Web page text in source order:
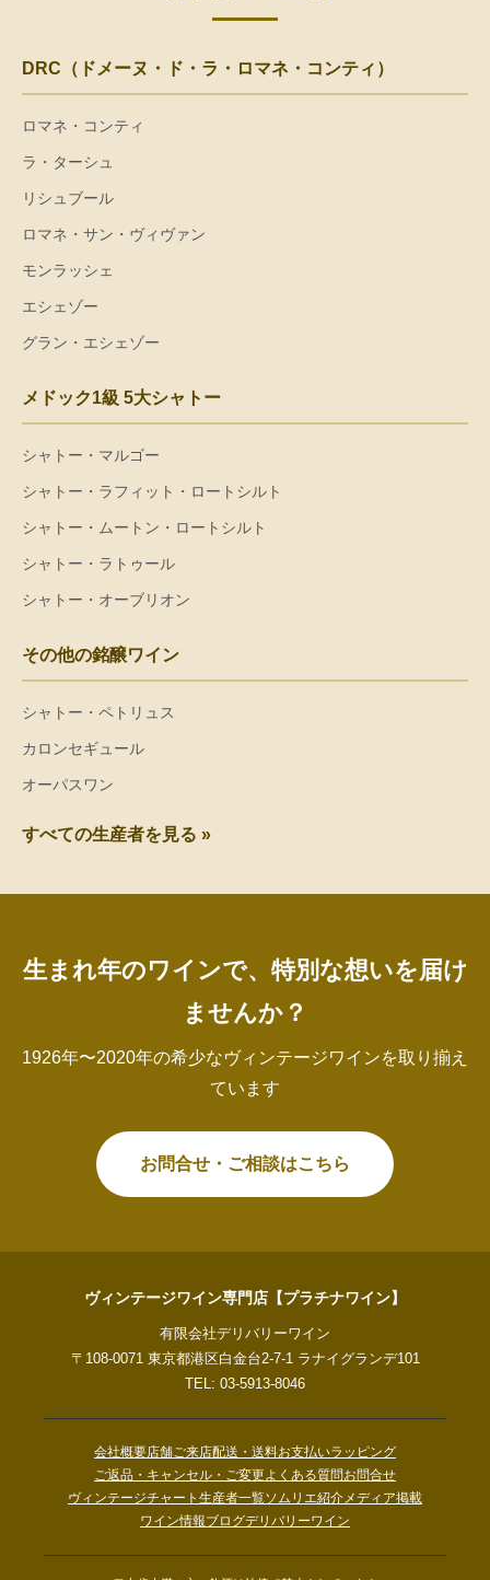
DRC（ドメーヌ・ド・ラ・ロマネ・コンティ）
ロマネ・コンティ
ラ・ターシュ
リシュブール
ロマネ・サン・ヴィヴァン
モンラッシェ
エシェゾー
グラン・エシェゾー
メドック1級 5大シャトー
シャトー・マルゴー
シャトー・ラフィット・ロートシルト
シャトー・ムートン・ロートシルト
シャトー・ラトゥール
シャトー・オーブリオン
その他の銘醸ワイン
シャトー・ペトリュス
カロンセギュール
オーパスワン
すべての生産者を見る »
生まれ年のワインで、特別な想いを届け
ませんか？
1926年〜2020年の希少なヴィンテージワインを取り揃え
ています
お問合せ・ご相談はこちら
ヴィンテージワイン専門店【プラチナワイン】
有限会社デリバリーワイン
〒108-0071 東京都港区白金台2-7-1 ラナイグランデ101
TEL: 03-5913-8046
会社概要店舗ご来店配送・送料お支払いラッピング
ご返品・キャンセル・ご変更よくある質問お問合せ
ヴィンテージチャート 生産者一覧ソムリエ紹介メディア掲載
ワイン情報ブログデリバリーワイン